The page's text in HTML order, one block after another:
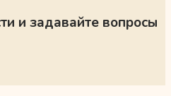
и задавайте вопросы